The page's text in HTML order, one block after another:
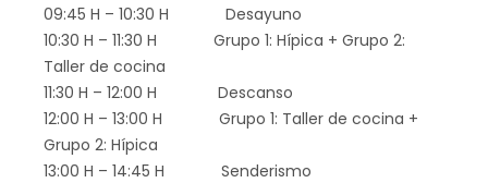
09:45 H – 10:30 H Desayuno
10:30 H – 11:30 H Grupo 1: Hípica + Grupo 2:
Taller de cocina
11:30 H – 12:00 H Descanso
12:00 H – 13:00 H Grupo 1: Taller de cocina +
Grupo 2: Hípica
13:00 H – 14:45 H Senderismo